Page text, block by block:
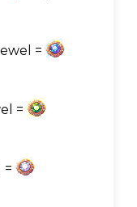
=
=
=